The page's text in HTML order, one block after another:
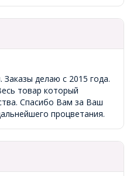
делаю с 2015 года.
товар который
Спасибо Вам за Ваш
процветания.